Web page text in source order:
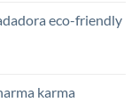
eco-friendly
karma